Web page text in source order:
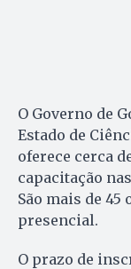
O Governo de
Estado de
oferece cerca
capacitação
São mais de
presencial.
O prazo de